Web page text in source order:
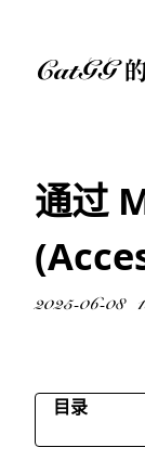
CatGG
通过
2025-06-08
目录